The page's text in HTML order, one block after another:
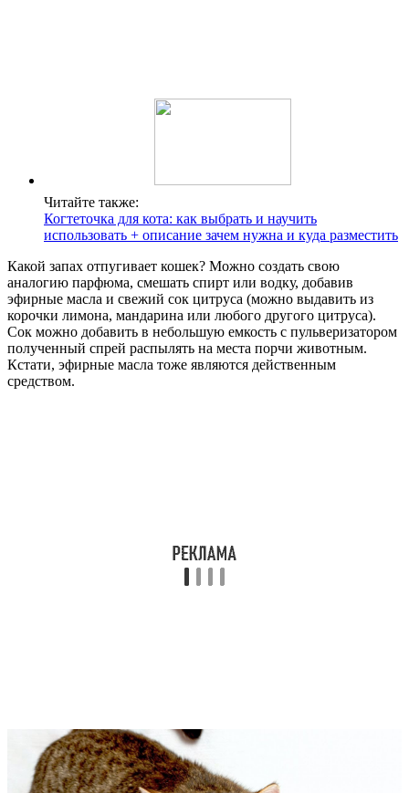
Читайте также:
Когтеточка для кота: как выбрать и научить
использовать + описание зачем нужна и куда разместить
Какой запах отпугивает кошек? Можно создать свою
аналогию парфюма, смешать спирт или водку, добавив
эфирные масла и свежий сок цитруса (можно выдавить из
корочки лимона, мандарина или любого другого цитруса).
Сок можно добавить в небольшую емкость с пульверизатором
полученный спрей распылять на места порчи животным.
Кстати, эфирные масла тоже являются действенным
средством.